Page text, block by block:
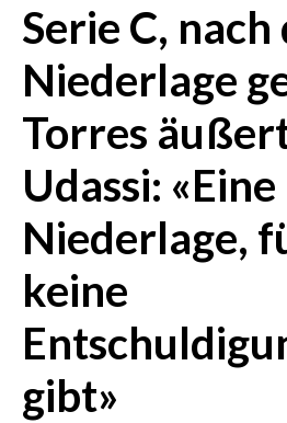
CRONACA
ITALIA
MONDO
POLITICA
ECONOMIA
SERVIZI ALLE IMPRESE
LAVORO
BANDI
SPORT IN SARDEGNA
SPORT
Serie C,
Niederlage
Torres
Udassi: «Eine
Niederlage,
keine
gibt»